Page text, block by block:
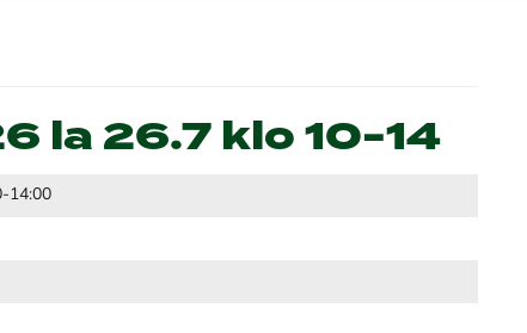
la 26.7 klo 10-14
14:00